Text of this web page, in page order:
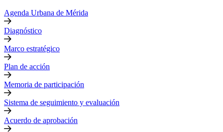
Agenda Urbana de Mérida
Diagnóstico
Marco estratégico
Plan de acción
Memoria de participación
Sistema de seguimiento y evaluación
Acuerdo de aprobación